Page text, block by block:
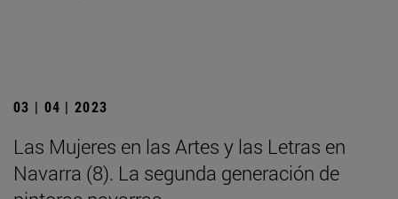
03 | 04 | 2023
Las Mujeres en las Artes y las Letras en
Navarra (8). La segunda generación de